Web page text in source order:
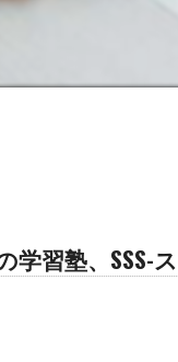
学習塾、SSS-